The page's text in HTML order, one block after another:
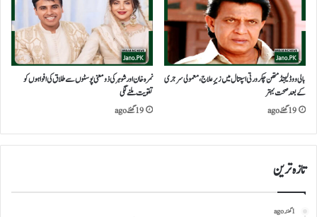
بالی ووڈ لیجنڈ متھن چکرورتی اسپتال میں زیرِ علاج، معمولی سرجری
کے بعد صحت بہتر
19 گھنٹے ago
نمرہ خان اورشوہر کی ذومعنی پوسٹوں سے طلاق کی افواہوں کو
تقویت ملنے لگی
19 گھنٹے ago
تازہ ترین
1 گھنٹہ ago